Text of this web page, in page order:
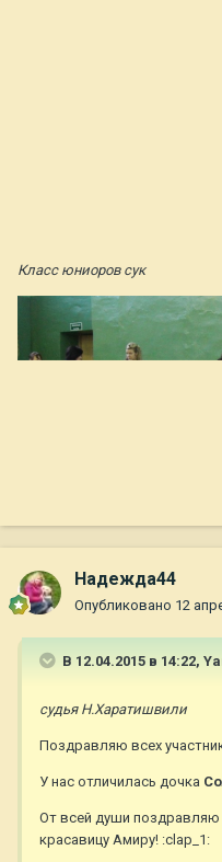
Класс юниоров сук
Надежда44
Опубликовано 12
В 12.04.2015 в 14:22,
судья Н.Харатишвили
Поздравляю всех
У нас отличилась дочка
От всей души поздравляю
красавицу Амиру! :clap_1: